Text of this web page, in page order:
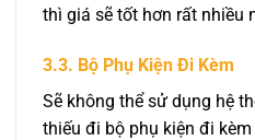
thì giá sẽ tốt hơn rất nhiều
3.3. Bộ Phụ Kiện Đi Kèm
Sẽ không thể sử dụng hệ
thiếu đi bộ phụ kiện đi kèm